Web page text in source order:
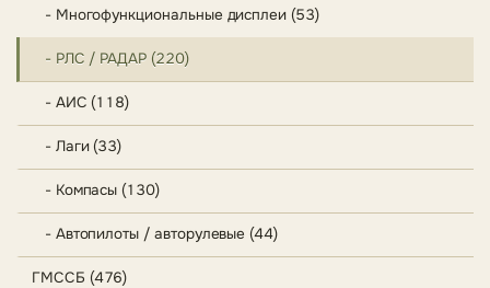
- Многофункциональные дисплеи (53)
- РЛС / РАДАР (220)
- АИС (118)
- Лаги (33)
- Компасы (130)
- Автопилоты / авторулевые (44)
ГМССБ (476)